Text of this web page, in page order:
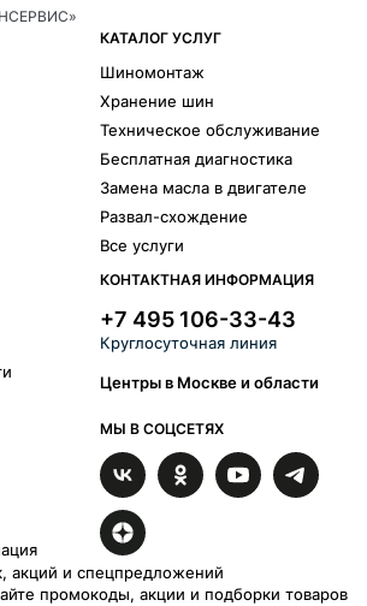
КАТАЛОГ УСЛУГ
Шиномонтаж
Хранение шин
Техническое обслуживание
Бесплатная диагностика
Замена масла в двигателе
Развал-схождение
Все услуги
КОНТАКТНАЯ ИНФОРМАЦИЯ
+7 495 106-33-43
Круглосуточная линия
Центры в Москве и области
МЫ В СОЦСЕТЯХ
акций и спецпредложений
промокоды, акции и подборки товаров